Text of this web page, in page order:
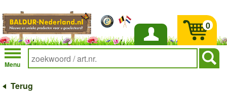
Inloggen
Menu
0
Terug